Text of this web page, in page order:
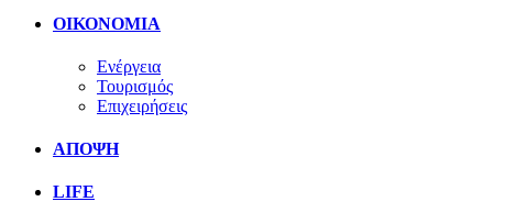
ΟΙΚΟΝΟΜΙΑ
Ενέργεια
Τουρισμός
Επιχειρήσεις
ΑΠΟΨΗ
LIFE